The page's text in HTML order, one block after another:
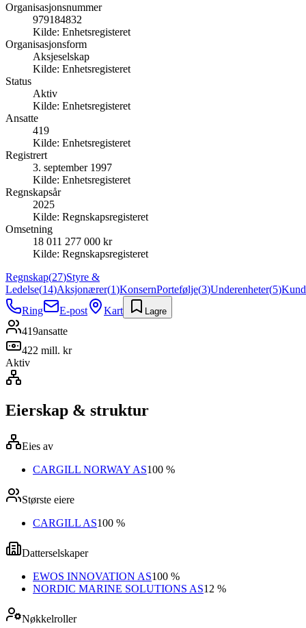
Organisasjonsnummer
979184832
Kilde: Enhetsregisteret
Organisasjonsform
Aksjeselskap
Kilde: Enhetsregisteret
Status
Aktiv
Kilde: Enhetsregisteret
Ansatte
419
Kilde: Enhetsregisteret
Registrert
3. september 1997
Kilde: Enhetsregisteret
Regnskapsår
2025
Kilde: Regnskapsregisteret
Omsetning
18 011 277 000 kr
Kilde: Regnskapsregisteret
Regnskap(27)Styre &
Ledelse(14)Aksjonærer(1)KonsernPortefølje(3)Underenheter(5)
Ring
E-post Kart Lagre
419ansatte
422 mill. kr
Aktiv
Eierskap & struktur
Eies av
CARGILL NORWAY AS100 %
Største eiere
CARGILL AS100 %
Datterselskaper
EWOS INNOVATION AS100 %
NORDIC MARINE SOLUTIONS AS12 %
Nøkkelroller